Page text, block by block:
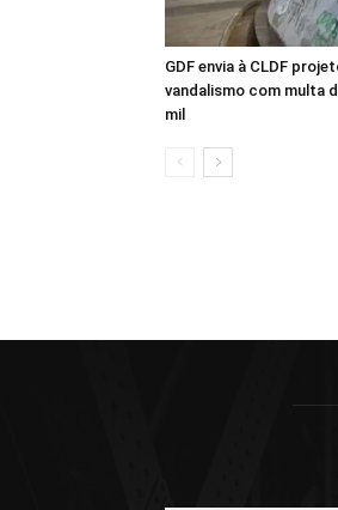
GDF envia à CLDF
vandalismo com multa
mil